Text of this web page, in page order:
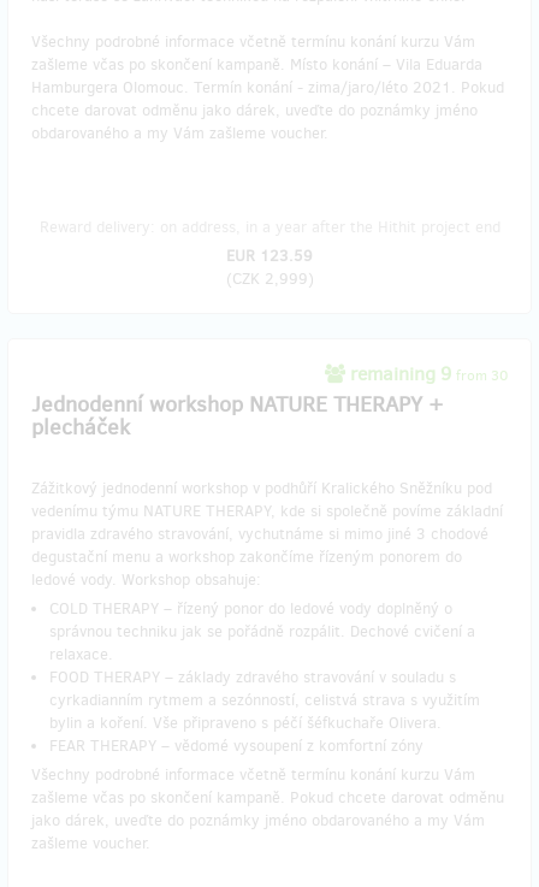
Všechny podrobné informace včetně termínu konání kurzu Vám
zašleme včas po skončení kampaně. Místo konání – Vila Eduarda
Hamburgera Olomouc. Termín konání - zima/jaro/léto 2021. Pokud
chcete darovat odměnu jako dárek, uveďte do poznámky jméno
obdarovaného a my Vám zašleme voucher.
EUR 123.59
(CZK 2,999)
remaining 9 from 30
Jednodenní workshop NATURE THERAPY +
plecháček
Zážitkový jednodenní workshop v podhůří Kralického Sněžníku pod
vedenímu týmu NATURE THERAPY, kde si společně povíme základní
pravidla zdravého stravování, vychutnáme si mimo jiné 3 chodové
degustační menu a workshop zakončíme řízeným ponorem do
ledové vody. Workshop obsahuje:
COLD THERAPY – řízený ponor do ledové vody doplněný o
správnou techniku jak se pořádně rozpálit. Dechové cvičení a
relaxace.
FOOD THERAPY – základy zdravého stravování v souladu s
cyrkadianním rytmem a sezónností, celistvá strava s využitím
bylin a koření. Vše připraveno s péčí šéfkuchaře Olivera.
FEAR THERAPY – vědomé vysoupení z komfortní zóny
Všechny podrobné informace včetně termínu konání kurzu Vám
zašleme včas po skončení kampaně. Pokud chcete darovat odměnu
jako dárek, uveďte do poznámky jméno obdarovaného a my Vám
zašleme voucher.